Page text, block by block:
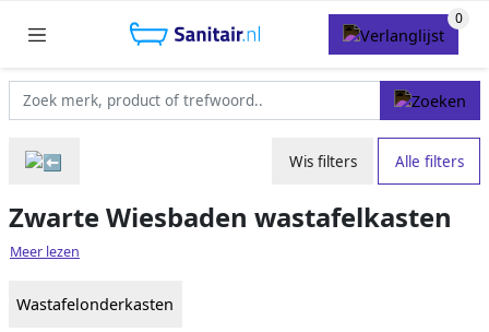
Wis filters Alle filters
Zwarte Wiesbaden wastafelkasten
Meer lezen
Wastafelonderkasten